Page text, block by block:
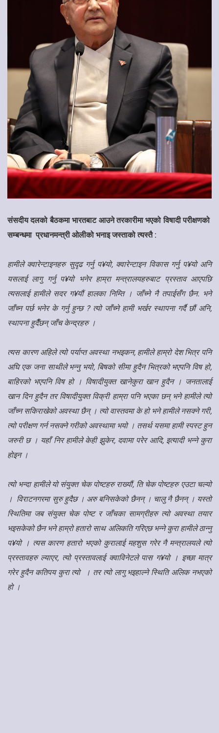
संसदीय दलको बैठकमा भारतबाट आउने तरकारीमा भएको विषादी परीक्षणको
सम्बन्धमा प्रधानमन्त्री ओलीको भनाइ जस्ताको त्यस्तै :
हामीले क्वारेन्टाइनहरु सुदृढ गर्नु प¥यो, क्वारेन्टाइन विकास गर्नु प¥यो अनि
यसलाई लागु गर्नु प¥यो भनेर हाम्रा मन्त्रालयहरुबाट प्रस्ताव आएपछि
त्यसलाई हामीले सदर ग¥यौं हालका निम्ति । जाँच्ने नै तपाईसँग छैन. भने
जाँच्न पर्छ भनेर के गर्नु हुन्छ ? त्यो जाँच्ने हामी भर्खर स्थापना गर्दै छौं अनि,
स्थापना हुदैँछन् जाँच केन्द्रहरु ।
त्यस कारण अहिले त्यो पर्याप्त अवस्था नभइकन, हामीले हाम्रो देश भित्र पनि
अघि एक जना साथीले भन्नु भयो, बिषको सीमा हुदैन भित्रको भएपनि विष हो,
बाहिरको भएपनि विष हो । विषादीयुक्त खानेकुरा खान हुदैन । जनतालाई
खान दिन हुदैन तर विषादीयुक्त विक्री हाम्रा पनि भएका छन् भने हामीले त्यो
जाँच्न सकिराखेको अवस्था छैन् । त्यो वास्तवमा के हो भने हामीले नसक्ने गरी,
त्यो परीक्षण गर्न नसक्ने गरीको अवस्थामा भयो । तसर्थ यसमा हामी स्पस्ट हुन
जरुरी छ । यहाँ निर हामीले केही झुकेर, दवामा परेर आदि, इत्यादी भन्ने कुरा
होइन ।
त्यो भन्दा हामीले यो संयुक्त चेक पोष्टहरु राख्यौं, ति चेक पोष्टहरु एउटा चल्यो
। विराटनगरमा सुरु हुदैछ । अरु बनिसकेको छैनन् । चालु नै छैनन् । यस्तो
स्थितिमा जब संयुक्त चेक पोष्ट र जाँचका सामग्रीहरु त्यो अवस्था तयार
भइसकेको छैन भने हाम्रो हतारो साथ अलिकति गरिएछ भन्ने कुरा हामीले ठान्नु
प¥यो । त्यस कारण हतारो भएको कुरालाई महशुस गरेर नै मन्त्रालयले त्यो
प्रस्तावहरु ल्याएर, त्यो प्रस्तावलाई क्वाविनेटले पास ग¥यो । इच्छा मात्र
गरेर हुदैन कतिपय कुरा त्यो । तर त्यो लागु भइहाल्ने स्थिति अलिक नभएको
हो ।